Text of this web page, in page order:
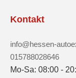
Kontakt
info@hessen-
015788028646
Mo-Sa: 08:00 -